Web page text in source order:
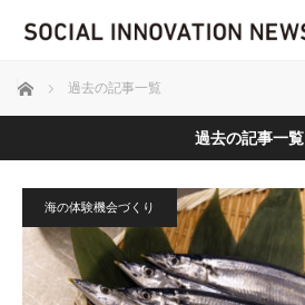
ホーム 過去の記事一覧
過去の記事一覧
海の体験機会づくり